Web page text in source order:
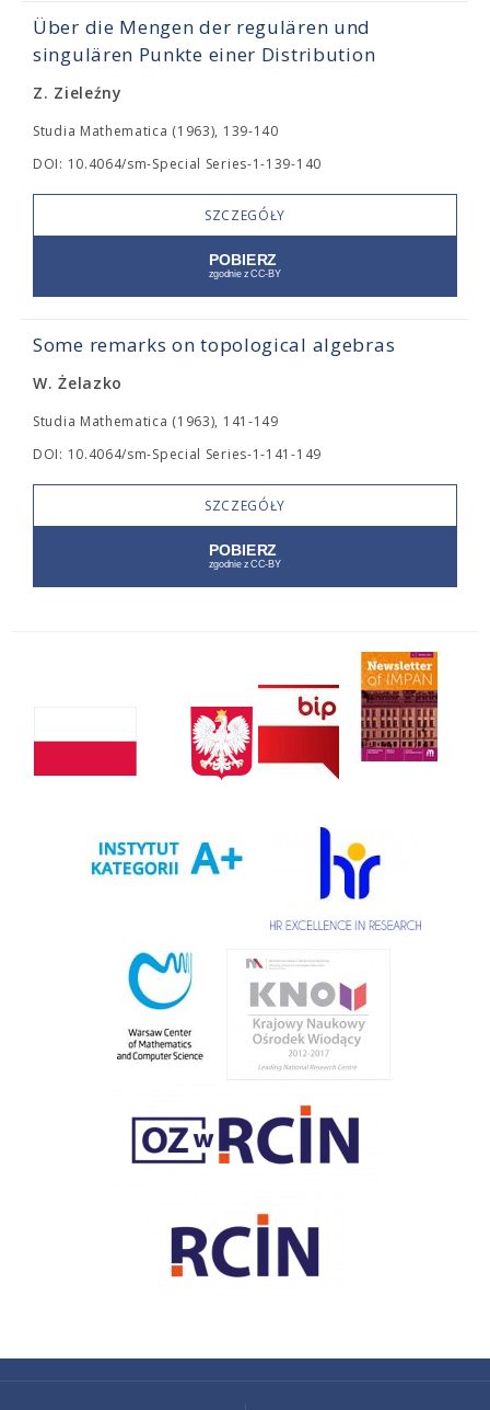
Über die Mengen der regulären und
singulären Punkte einer Distribution
Z. Zieleźny
Studia Mathematica (1963), 139-140
DOI: 10.4064/sm-Special Series-1-139-140
SZCZEGÓŁY
Some remarks on topological algebras
W. Żelazko
Studia Mathematica (1963), 141-149
DOI: 10.4064/sm-Special Series-1-141-149
SZCZEGÓŁY